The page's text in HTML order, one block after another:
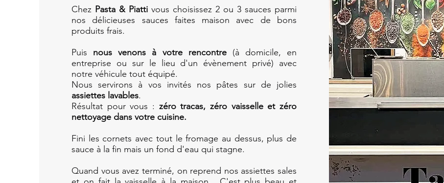
Chez Pasta & Piatti vous choisissez 2 ou 3 sauces parmi
nos délicieuses sauces faites maison avec de bons
produits frais.
Puis nous venons à votre rencontre(à domicile, en
entreprise ou sur le lieu d'un évènement privé) avec
notre véhicule tout équipé.
Nous servirons à vos invités nos pâtes sur de jolies
assiettes lavables.
Résultat pour vous : zéro tracas, zéro vaisselle et zéro
nettoyage dans votre cuisine.
Fini les cornets avec tout le fromage au dessus, plus de
sauce à la fin mais un fond d'eau qui stagne.
Quand vous avez terminé, on reprend nos assiettes sales